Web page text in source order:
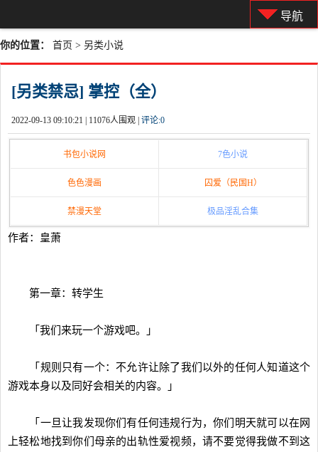
导航
你的位置： 首页 > 另类小说
[另类禁忌] 掌控（全）
2022-09-13 09:10:21 | 11076人围观 | 评论:0
书包小说网 7色小说
色色漫画 囚爱（民国H）
禁漫天堂 极品淫乱合集
作者：皇萧
第一章：转学生
「我们来玩一个游戏吧。」
「规则只有一个：不允许让除了我们以外的任何人知道这个
游戏本身以及同好会相关的内容。」
「一旦让我发现你们有任何违规行为，你们明天就可以在网
上轻松地找到你们母亲的出轨性爱视频，请不要觉得我做不到这